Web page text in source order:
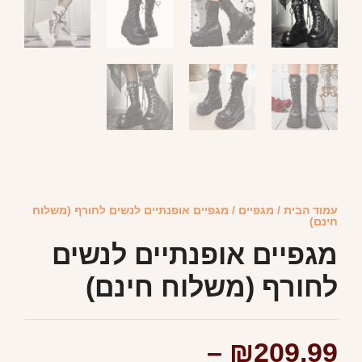
עמוד הבית / מגפיים / מגפיים אופנתיים לנשים לחורף (משלוח
חינם)
מגפיים אופנתיים לנשים
לחורף (משלוח חינם)
₪209.99
–